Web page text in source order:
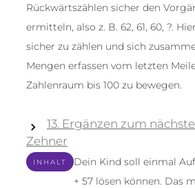
Rückwärtszählen sicher den
ermitteln, also z. B. 62, 61, 60, ?.
sicher zu zählen und sich
Mengen erfassen vom letzten
Zahlenraum bis 100 zu bewegen.
13. Ergänzen zum
Zehner
INHALT
Dein Kind soll einmal
+ 57 lösen können. Das